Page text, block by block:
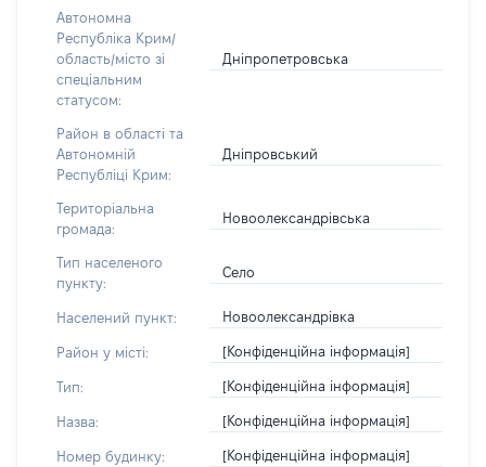
Автономна
Республіка Крим/
область/місто зі
спеціальним
статусом:
Дніпропетровська
Район в області та
Автономній
Республіці Крим:
Дніпровський
Територіальна
громада:
Новоолександрівська
Тип населеного
пункту:
Село
Населений пункт: Новоолександрівка
Район у місті: [Конфіденційна інформація]
Тип: [Конфіденційна інформація]
Назва: [Конфіденційна інформація]
Номер будинку: [Конфіденційна інформація]